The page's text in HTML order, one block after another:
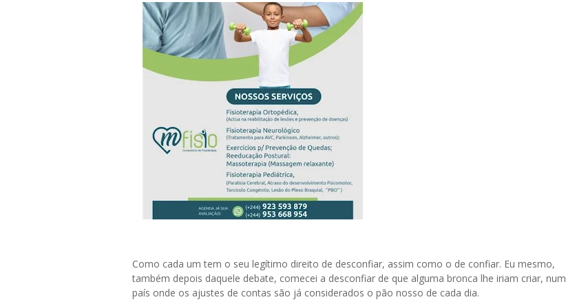
Como cada um tem o seu legítimo direito de desconfiar, assim como o de confiar. Eu mesmo,
também depois daquele debate, comecei a desconfiar de que alguma bronca lhe iriam criar, num
país onde os ajustes de contas são já considerados o pão nosso de cada dia.